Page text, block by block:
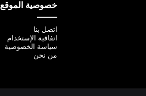
خصوصية الموقع
اتصل بنا
اتفاقية الإستخدام
سياسة الخصوصية
من نحن